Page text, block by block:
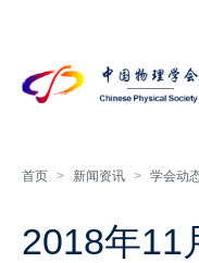
首页 > 新闻资讯 > 学会动
2018年11